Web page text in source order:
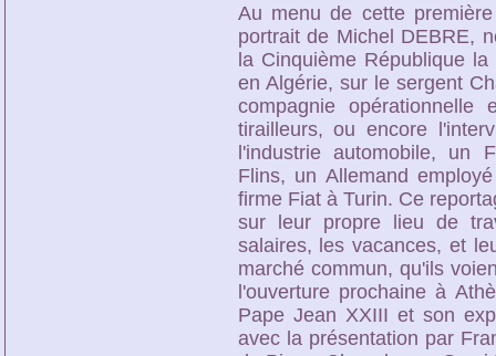
Au menu de cette
portrait de Michel DEBRE,
la Cinquième République
en Algérie, sur le sergent
compagnie
tirailleurs, ou encore
l'industrie automobile, un
Flins, un Allemand
firme Fiat à Turin. Ce
sur leur propre lieu de
salaires, les vacances, et
marché commun, qu'ils
l'ouverture prochaine à
Pape Jean XXIII et son
avec la présentation par